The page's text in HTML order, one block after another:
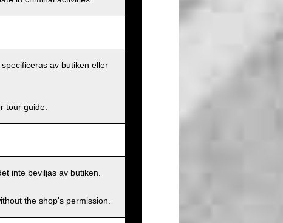
av butiken eller
tour guide.
inte beviljas av butiken.
the shop's permission.